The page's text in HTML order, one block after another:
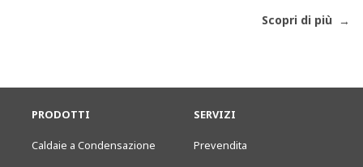
Scopri di più
PRODOTTI
Caldaie a Condensazione
SERVIZI
Prevendita